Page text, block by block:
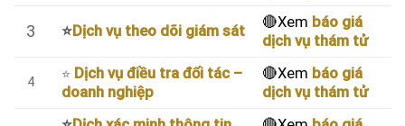
3 ⭐Dịch vụ theo dõi giám sát
🔴Xem báo giá
dịch vụ thám tử
4
⭐ Dịch vụ điều tra đối tác –
doanh nghiệp
🔴Xem báo giá
dịch vụ thám tử